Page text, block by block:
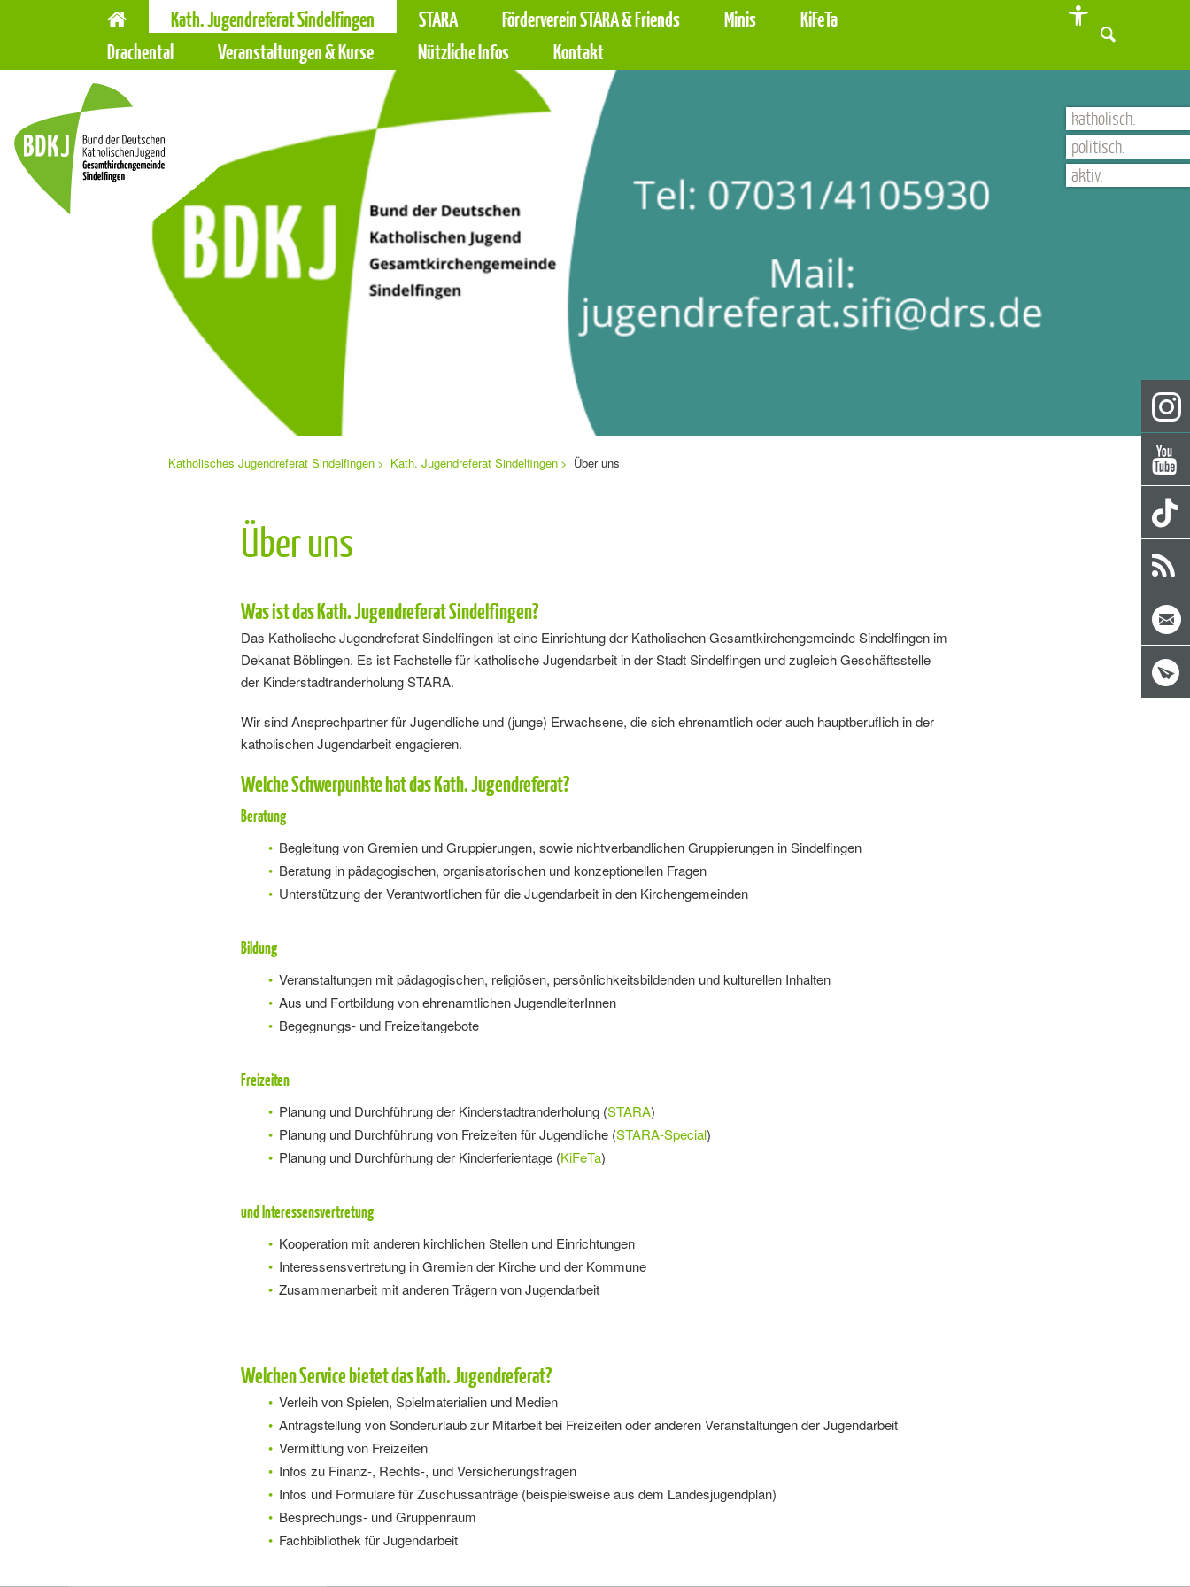
Barrierefreiheit Dashboard öffnen
Hauptnavigation anzeigen
zum Inhalt springen
Tastenkombinationen anzeigen
Navigation
überspringen
Kath. Jugendreferat Sindelfingen STARA Förderverein STARA & Friends Minis
KiFeTa
Drachental
Veranstaltungen & Kurse Nützliche Infos Kontakt
katholisch.
politisch.
aktiv.
Sie
Navigation
Katholisches Jugendreferat Sindelfingen Kath. Jugendreferat Sindelfingen Über uns
Über uns
Was ist das Kath. Jugendreferat Sindelfingen?
Das Katholische Jugendreferat Sindelfingen ist eine Einrichtung der Katholischen Gesamtkirchengemeinde Sindelfingen im
Dekanat Böblingen. Es ist Fachstelle für katholische Jugendarbeit in der Stadt Sindelfingen und zugleich Geschäftsstelle
der Kinderstadtranderholung STARA.
Wir sind Ansprechpartner für Jugendliche und (junge) Erwachsene, die sich ehrenamtlich oder auch hauptberuflich in der
katholischen Jugendarbeit engagieren.
Welche Schwerpunkte hat das Kath. Jugendreferat?
Beratung
Begleitung von Gremien und Gruppierungen, sowie nichtverbandlichen Gruppierungen in Sindelfingen
Beratung in pädagogischen, organisatorischen und konzeptionellen Fragen
Unterstützung der Verantwortlichen für die Jugendarbeit in den Kirchengemeinden
Bildung
Veranstaltungen mit pädagogischen, religiösen, persönlichkeitsbildenden und kulturellen Inhalten
Aus­ und Fortbildung von ehrenamtlichen JugendleiterInnen
Begegnungs- und Freizeitangebote
Freizeiten
Planung und Durchführung der Kinderstadtranderholung (STARA)
Planung und Durchführung von Freizeiten für Jugendliche (STARA-Special)
Planung und Durchfürhung der Kinderferientage (KiFeTa)
und Interessensvertretung
Kooperation mit anderen kirchlichen Stellen und Einrichtungen
Interessensvertretung in Gremien der Kirche und der Kommune
Zusammenarbeit mit anderen Trägern von Jugendarbeit
Welchen Service bietet das Kath. Jugendreferat?
Verleih von Spielen, Spielmaterialien und Medien
Antragstellung von Sonderurlaub zur Mitarbeit bei Freizeiten oder anderen Veranstaltungen der Jugendarbeit
Vermittlung von Freizeiten
Infos zu Finanz-, Rechts-, und Versicherungsfragen
Infos und Formulare für Zuschussanträge (beispielsweise aus dem Landesjugendplan)
Besprechungs- und Gruppenraum
Fachbibliothek für Jugendarbeit